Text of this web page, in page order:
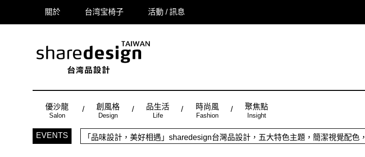
關於 台湾宝椅子 活動 / 訊息
優沙龍
Salon
創風格
Design
品生活
Life
時尚風
Fashion
聚焦點
Insight
EVENTS
時尚風：Made in Taiwan， 從台灣原創時尚，領略潮流趨勢，體現個人穿搭品味。